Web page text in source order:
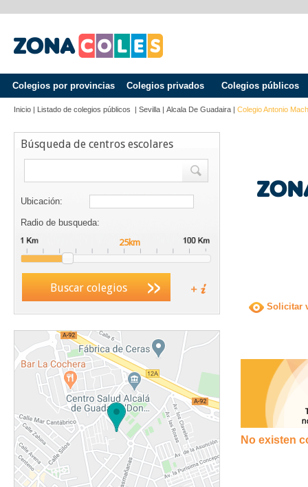
Colegios por provincias Colegios privados Colegios públicos
Inicio | Listado de colegios públicos | Sevilla | Alcala De Guadaira | Colegio Antonio
Búsqueda de centros escolares
Ubicación:
Radio de busqueda:
Buscar colegios
Solicitar
No existen